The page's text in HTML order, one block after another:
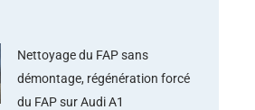
Nettoyage du FAP sans
démontage, régénération forcé
du FAP sur Audi A1